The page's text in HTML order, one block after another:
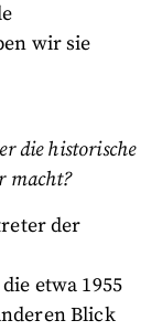
wir sie
die historische
macht?
der
etwa 1955
Blick